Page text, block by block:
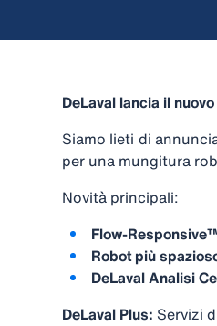
DeLaval lancia il
Siamo lieti di
per una mungitura
Novità principali:
Flow-
Robot più
DeLaval Analisi
DeLaval Plus: Servizi